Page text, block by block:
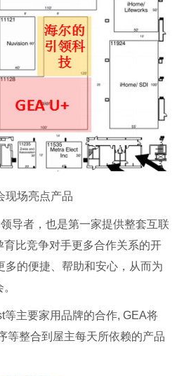
现场亮点产品
导者，也是第一家提供整套互联
比竞争对手更多合作关系的开
多的便捷、帮助和安心，从而为
主要家用品牌的合作, GEA将
等整合到屋主每天所依赖的产品